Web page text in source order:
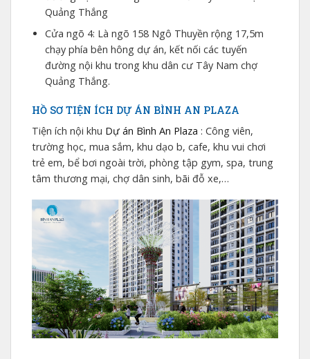
Quảng Thắng
Cửa ngõ 4: Là ngõ 158 Ngô Thuyền rộng 17,5m
chạy phía bên hông dự án, kết nối các tuyến
đường nội khu trong khu dân cư Tây Nam chợ
Quảng Thắng.
HỒ SƠ TIỆN ÍCH DỰ ÁN BÌNH AN PLAZA
Tiện ích nội khu Dự án Bình An Plaza : Công viên,
trường học, mua sắm, khu dạo b, cafe, khu vui chơi
trẻ em, bể bơi ngoài trời, phòng tập gym, spa, trung
tâm thương mại, chợ dân sinh, bãi đỗ xe,…